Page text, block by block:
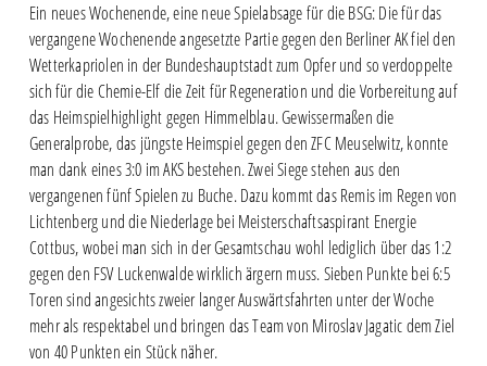
Ein neues Wochenende, eine neue Spielabsage für die BSG: Die für das
vergangene Wochenende angesetzte Partie gegen den Berliner AK fiel den
Wetterkapriolen in der Bundeshauptstadt zum Opfer und so verdoppelte
sich für die Chemie-Elf die Zeit für Regeneration und die Vorbereitung auf
das Heimspielhighlight gegen Himmelblau. Gewissermaßen die
Generalprobe, das jüngste Heimspiel gegen den ZFC Meuselwitz, konnte
man dank eines 3:0 im AKS bestehen. Zwei Siege stehen aus den
vergangenen fünf Spielen zu Buche. Dazu kommt das Remis im Regen von
Lichtenberg und die Niederlage bei Meisterschaftsaspirant Energie
Cottbus, wobei man sich in der Gesamtschau wohl lediglich über das 1:2
gegen den FSV Luckenwalde wirklich ärgern muss. Sieben Punkte bei 6:5
Toren sind angesichts zweier langer Auswärtsfahrten unter der Woche
mehr als respektabel und bringen das Team von Miroslav Jagatic dem Ziel
von 40 Punkten ein Stück näher.